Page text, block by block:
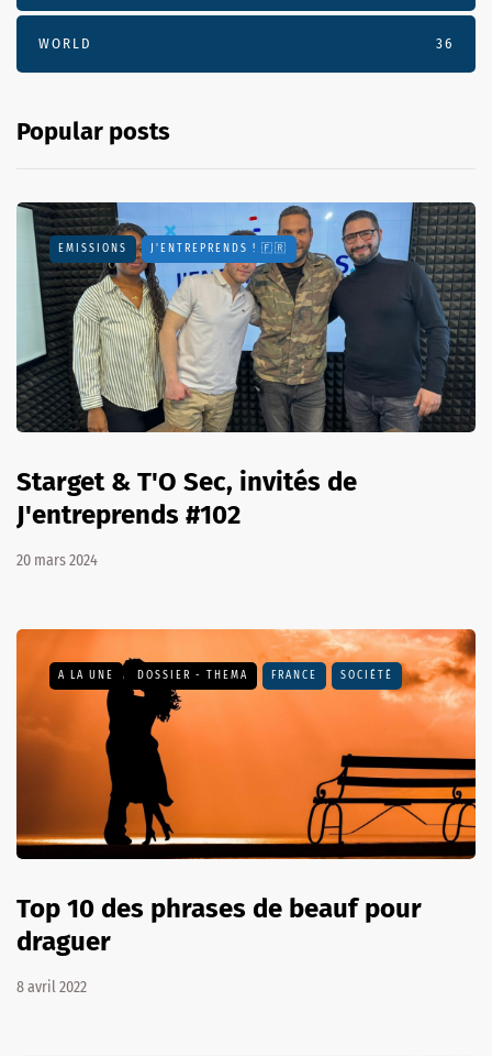
WORLD 36
Popular posts
EMISSIONS J'ENTREPRENDS ! 🇫🇷
Starget & T'O Sec, invités de
J'entreprends #102
20 mars 2024
A LA UNE DOSSIER - THEMA FRANCE SOCIÉTÉ
Top 10 des phrases de beauf pour
draguer
8 avril 2022